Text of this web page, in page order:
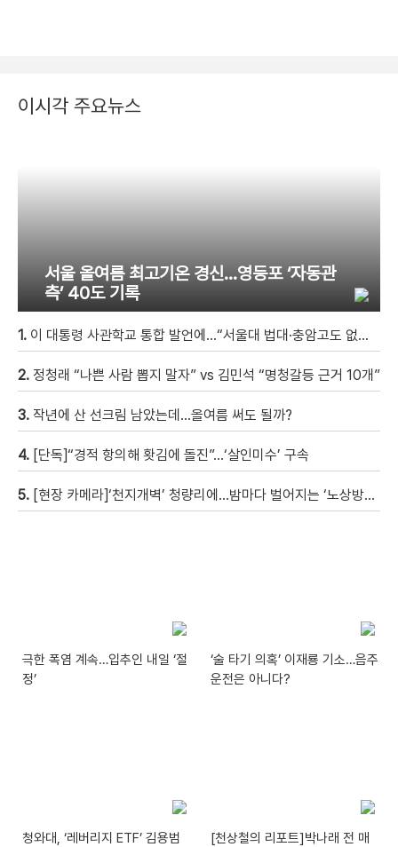
이시각 주요뉴스
서울 올여름 최고기온 경신…영등포 ‘자동관
측’ 40도 기록
1. 이 대통령 사관학교 통합 발언에…“서울대 법대·충암고도 없애나”
2. 정청래 “나쁜 사람 뽑지 말자” vs 김민석 “명청갈등 근거 10개”
3. 작년에 산 선크림 남았는데…올여름 써도 될까?
4. [단독]“경적 항의해 홧김에 돌진”…‘살인미수’ 구속
5. [현장 카메라]‘천지개벽’ 청량리에…밤마다 벌어지는 ‘노상방뇨 전쟁’
극한 폭염 계속…입추인 내일 ‘절
정’
‘술 타기 의혹’ 이재룡 기소…음주
운전은 아니다?
청와대, ‘레버리지 ETF’ 김용범
[천상철의 리포트]박나래 전 매